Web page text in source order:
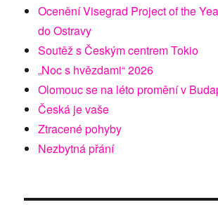
Ocenění Visegrad Project of the
do Ostravy
Soutěž s Českým centrem Tokio
„Noc s hvězdami“ 2026
Olomouc se na léto promění v
Česká je vaše
Ztracené pohyby
Nezbytná přání